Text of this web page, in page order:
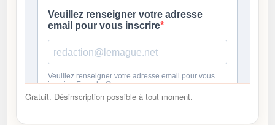
Gratuit. Désinscription possible à tout moment.